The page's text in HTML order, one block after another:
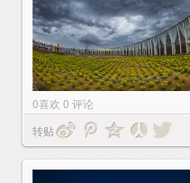
0喜欢 0 评论
转贴